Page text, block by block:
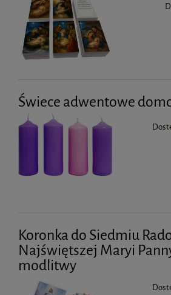
Świece adwentowe
Koronka do Siedmiu
Najświętszej Maryi
modlitwy